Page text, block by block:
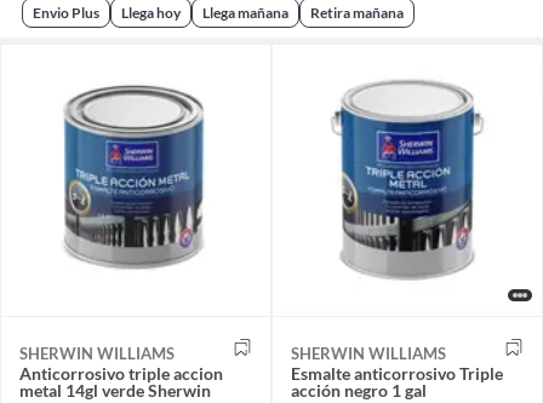
Envio Plus Llega hoy Llega mañana Retira mañana
SHERWIN WILLIAMS
Anticorrosivo triple accion
metal 14gl verde Sherwin
SHERWIN WILLIAMS
Esmalte anticorrosivo Triple
acción negro 1 gal